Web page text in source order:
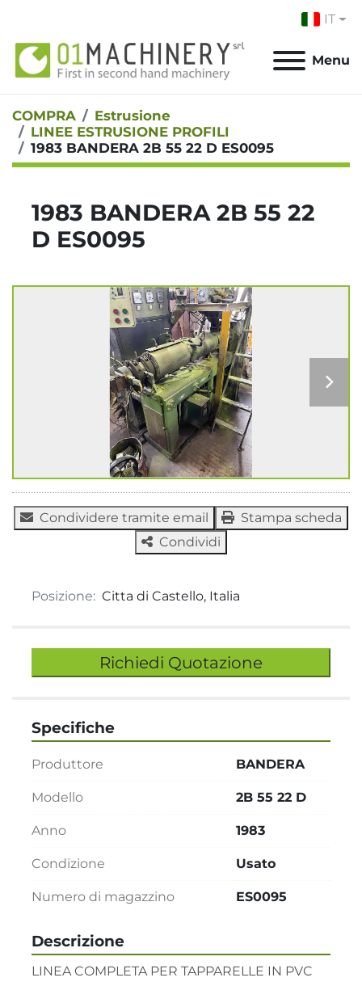
IT
Menu
COMPRA
Estrusione
LINEE ESTRUSIONE PROFILI
1983 BANDERA 2B 55 22 D ES0095
1983 BANDERA 2B 55 22
D ES0095
Condividere tramite email
Stampa scheda
Condividi
Posizione: Citta di Castello, Italia
Richiedi Quotazione
Descrizione
LINEA COMPLETA PER TAPPARELLE IN PVC
Specifiche
Produttore BANDERA
Modello 2B 55 22 D
Anno 1983
Condizione Usato
Numero di magazzino ES0095